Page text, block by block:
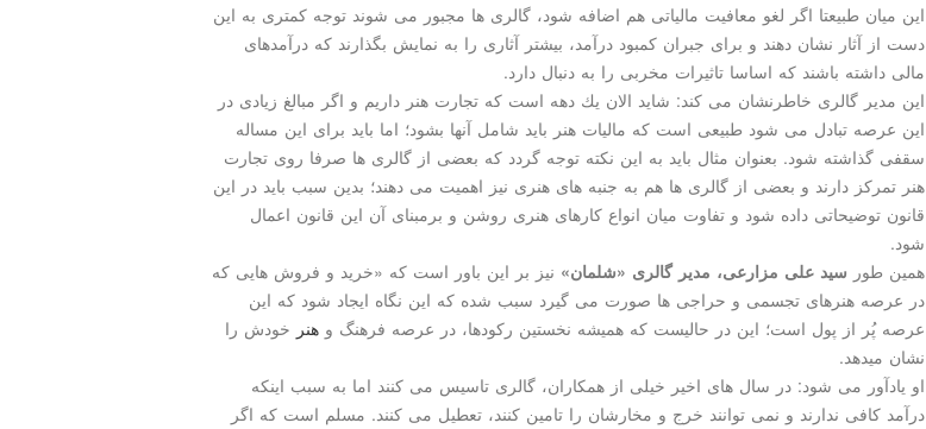
این میان طبیعتا اگر لغو معافیت مالیاتی هم اضافه شود، گالری ها مجبور می شوند توجه كمتری به این
دست از آثار نشان دهند و برای جبران كمبود درآمد، بیشتر آثاری را به نمایش بگذارند كه درآمدهای
مالی داشته باشند كه اساسا تاثیرات مخربی را به دنبال دارد.
این مدیر گالری خاطرنشان می كند: شاید الان یك دهه است كه تجارت هنر داریم و اگر مبالغ زیادی در
این عرصه تبادل می شود طبیعی است كه مالیات هنر باید شامل آنها بشود؛ اما باید برای این مساله
سقفی گذاشته شود. بعنوان مثال باید به این نكته توجه گردد كه بعضی از گالری ها صرفا روی تجارت
هنر تمركز دارند و بعضی از گالری ها هم به جنبه های هنری نیز اهمیت می دهند؛ بدین سبب باید در این
قانون توضیحاتی داده شود و تفاوت میان انواع كارهای هنری روشن و برمبنای آن این قانون اعمال
شود.
همین طور سید علی مزارعی، مدیر گالری «شلمان» نیز بر این باور است كه «خرید و فروش هایی كه
در عرصه هنرهای تجسمی و حراجی ها صورت می گیرد سبب شده كه این نگاه ایجاد شود كه این
عرصه پُر از پول است؛ این در حالیست كه همیشه نخستین ركودها، در عرصه فرهنگ و هنر خودش را
نشان میدهد.
او یادآور می شود: در سال های اخیر خیلی از همكاران، گالری تاسیس می كنند اما به سبب اینكه
درآمد كافی ندارند و نمی توانند خرج و مخارشان را تامین كنند، تعطیل می كنند. مسلم است كه اگر